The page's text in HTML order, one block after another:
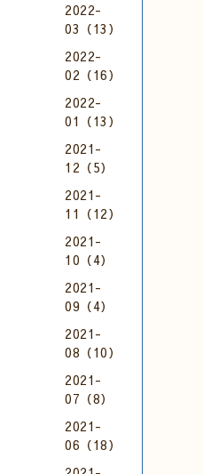
2022-
03（13）
2022-
02（16）
2022-
01（13）
2021-
12（5）
2021-
11（12）
2021-
10（4）
2021-
09（4）
2021-
08（10）
2021-
07（8）
2021-
06（18）